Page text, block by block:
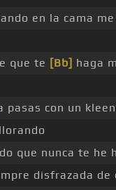
en la cama
que te [Bb] haga
pasas con un
que nunca te he
disfrazada de